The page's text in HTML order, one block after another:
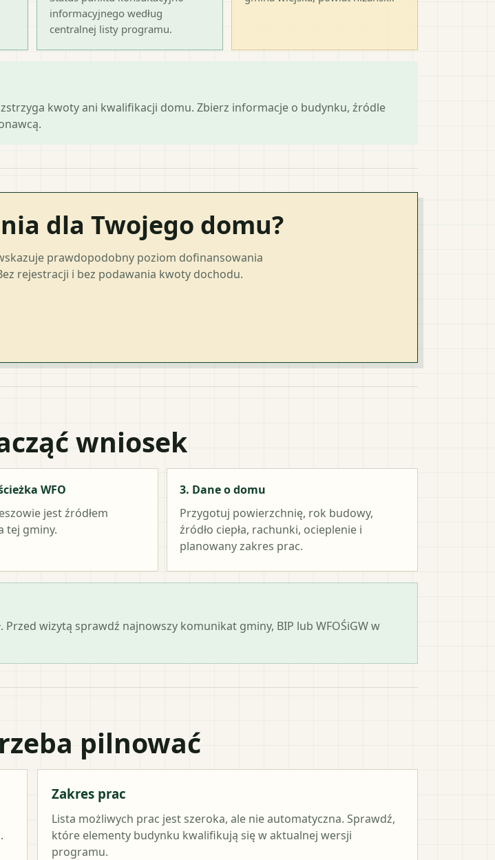
informacyjnego według
centralnej listy programu.
kwoty ani kwalifikacji domu. Zbierz informacje o budynku, źródle
dla Twojego domu?
prawdopodobny poziom dofinansowania
rejestracji i bez podawania kwoty dochodu.
wniosek
WFO
jest źródłem
tej gminy.
3. Dane o domu
Przygotuj powierzchnię, rok budowy,
źródło ciepła, rachunki, ocieplenie i
planowany zakres prac.
wizytą sprawdź najnowszy komunikat gminy, BIP lub WFOŚiGW w
pilnować
Zakres prac
Lista możliwych prac jest szeroka, ale nie automatyczna. Sprawdź,
które elementy budynku kwalifikują się w aktualnej wersji
programu.